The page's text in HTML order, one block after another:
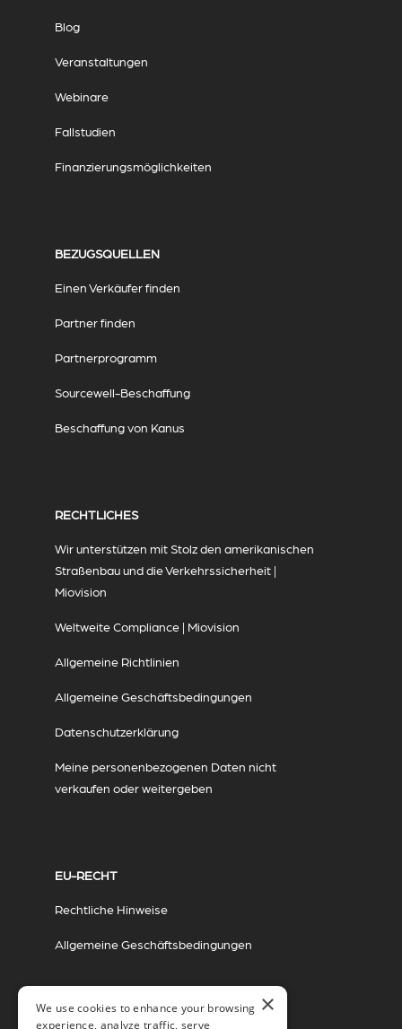
Blog
Veranstaltungen
Webinare
Fallstudien
Finanzierungsmöglichkeiten
BEZUGSQUELLEN
Einen Verkäufer finden
Partner finden
Partnerprogramm
Sourcewell-Beschaffung
Beschaffung von Kanus
RECHTLICHES
Wir unterstützen mit Stolz den amerikanischen
Straßenbau und die Verkehrssicherheit |
Miovision
Weltweite Compliance | Miovision
Allgemeine Richtlinien
Allgemeine Geschäftsbedingungen
Datenschutzerklärung
Meine personenbezogenen Daten nicht
verkaufen oder weitergeben
EU-RECHT
Rechtliche Hinweise
Allgemeine Geschäftsbedingungen
×
We use cookies to enhance your browsing
experience, analyze traffic, serve